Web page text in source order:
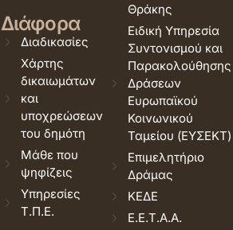
Διάφορα
Διαδικασίες
Χάρτης
δικαιωμάτων
και
υποχρεώσεων
του δημότη
Μάθε που
ψηφίζεις
Υπηρεσίες
Τ.Π.Ε.
Θράκης
Ειδική Υπηρεσία
Συντονισμού και
Παρακολούθησης
Δράσεων
Ευρωπαϊκού
Κοινωνικού
Ταμείου (ΕΥΣΕΚΤ)
Επιμελητήριο
Δράμας
ΚΕΔΕ
Ε.Ε.Τ.Α.Α.